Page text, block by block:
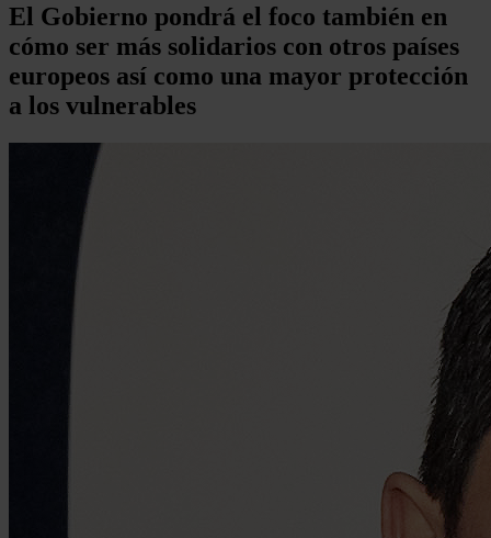
El Gobierno pondrá el foco también en
cómo ser más solidarios con otros países
europeos así como una mayor protección
a los vulnerables